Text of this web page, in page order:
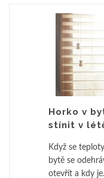
Horko v
stínit v
Když se
bytě se
otevřít a kdy